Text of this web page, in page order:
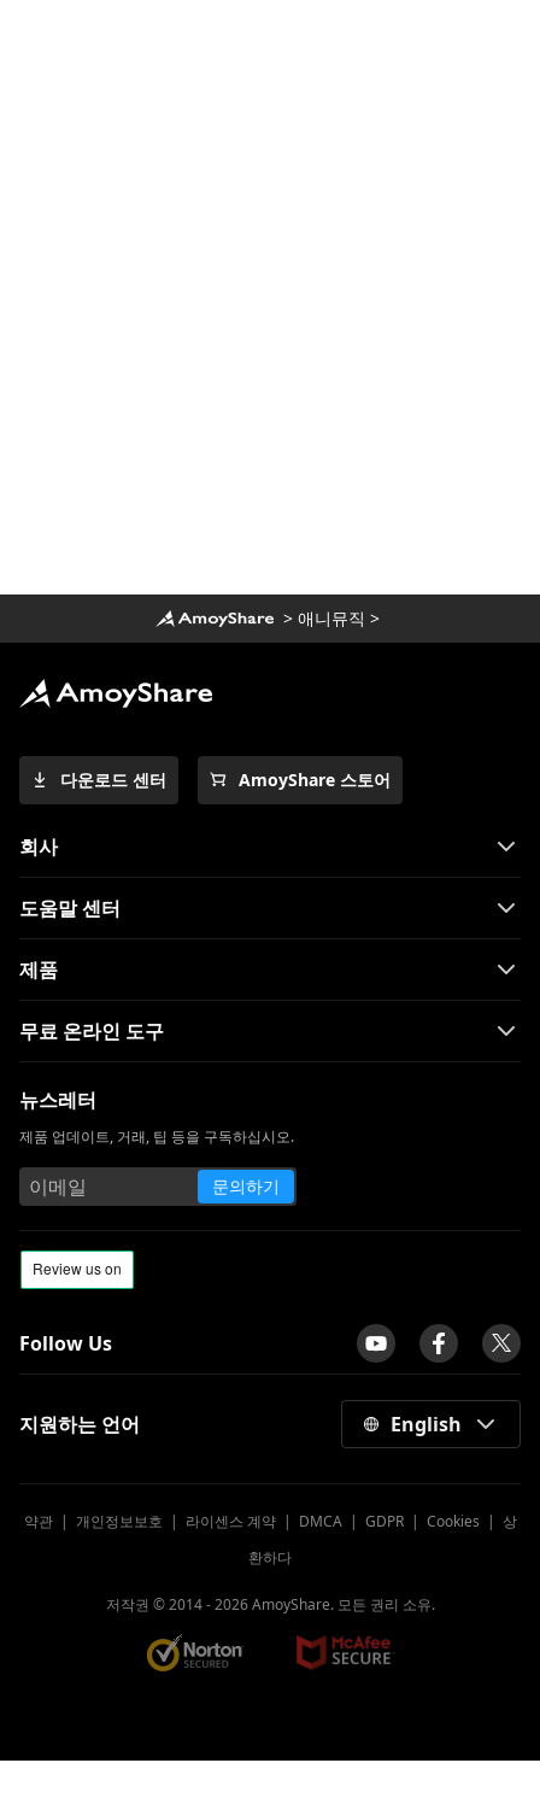
> 애니뮤직 >
다운로드 센터 AmoyShare 스토어
회사
도움말 센터
제품
무료 온라인 도구
뉴스레터
제품 업데이트, 거래, 팁 등을 구독하십시오.
문의하기
Follow Us
지원하는 언어 English
약관| 개인정보보호 | 라이센스 계약| DMCA| GDPR| Cookies | 상
환하다
저작권 © 2014 -2026AmoyShare. 모든 권리 소유.